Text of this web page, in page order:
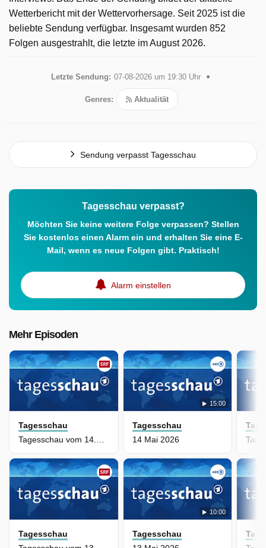
Wetterbericht mit der Wettervorhersage. Seit 2025 ist die
beliebte Sendung verfügbar. Insgesamt wurden 852
Folgen ausgestrahlt, die letzte im August 2026.
Letzte Sendung: 07-08-2026 um 19:30 Uhr
Genres: Aktualität
Sendung verpasst Tagesschau
Tagesschau verpasst?
Möchten Sie keine weitere Folge verpassen? Stellen
Sie kostenlos einen Alarm ein und erhalten Sie eine E-
Mail, wenn es neue Folgen gibt. Praktisch!
Alarm einstellen
Mehr Episoden
Tagesschau
Tagesschau vom 14.05.2026: Hauptausgabe
15:00
Tagesschau
14 Mai 2026
Tagesschau
10:00
Tagesschau